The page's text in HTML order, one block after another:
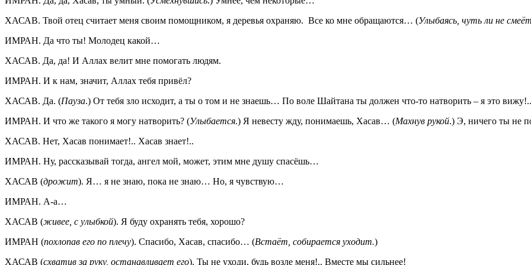
ХАСАВ. Твой отец считает меня своим помощником, я деревья охраняю. Все ко мне обращаются… (Улыбаясь, чуть ли не
ИМРАН. Да что ты! Молодец какой…
ХАСАВ. Да, да! И Аллах велит мне помогать людям.
ИМРАН. И к нам, значит, Аллах тебя привёл?
ХАСАВ. Да. (Пауза.) От тебя зло исходит, а ты о том и не знаешь… По воле Шайтана ты должен что-то натворить – я это вижу!..
ИМРАН. И что же такого я могу натворить? (Улыбается.) Я невесту жду, понимаешь, Хасав… (Махнув рукой.) Э, ничего ты не
ХАСАВ. Нет, Хасав понимает!.. Хасав знает!..
ИМРАН. Ну, рассказывай тогда, ангел мой, может, этим мне душу спасёшь…
ХАСАВ (дрожит). Я… я не знаю, пока не знаю… Но, я чувствую…
ИМРАН. А-а…
ХАСАВ (живее, с улыбкой). Я буду охранять тебя, хорошо?
ИМРАН (похлопав его по плечу). Спасибо, Хасав, спасибо… (Встаёт, собирается уходит.)
ХАСАВ (схватив за руку, останавливает его). Ты не уходи, будь возле меня!.. Вместе мы сильнее!